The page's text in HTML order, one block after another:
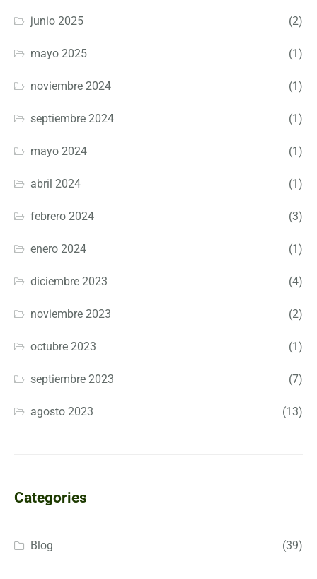
junio 2025 (2)
mayo 2025 (1)
noviembre 2024 (1)
septiembre 2024 (1)
mayo 2024 (1)
abril 2024 (1)
febrero 2024 (3)
enero 2024 (1)
diciembre 2023 (4)
noviembre 2023 (2)
octubre 2023 (1)
septiembre 2023 (7)
agosto 2023 (13)
Categories
Blog (39)